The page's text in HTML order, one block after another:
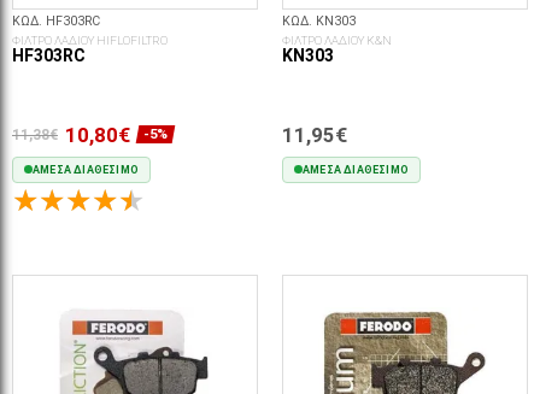
ΚΩΔ. HF303RC
ΦΙΛΤΡΟ ΛΑΔΙΟΥ HIFLOFILTRO
HF303RC
11,38€ 10,80€ -5%
ΆΜΕΣΑ ΔΙΑΘΈΣΙΜΟ
ΚΩΔ. KN303
ΦΙΛΤΡΟ ΛΑΔΙΟΥ K&N
KN303
11,95€
ΆΜΕΣΑ ΔΙΑΘΈΣΙΜΟ